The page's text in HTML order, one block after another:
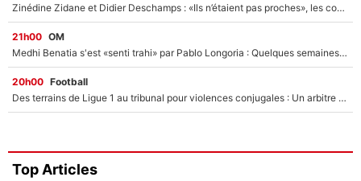
Zinédine Zidane et Didier Deschamps : «Ils n’étaient pas proches», les confidences d’un membre de l’équipe de France 1998 sur leur relation spéciale
21h00 OM
Medhi Benatia s'est «senti trahi» par Pablo Longoria : Quelques semaines après son départ, l'ancien directeur de football de l'OM règle ses comptes
20h00 Football
Des terrains de Ligue 1 au tribunal pour violences conjugales : Un arbitre français encourt une peine de 18 mois de prison !
Top Articles